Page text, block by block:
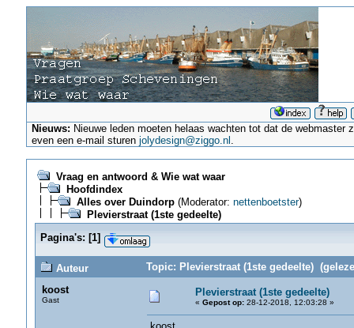
Nieuws: Nieuwe leden moeten helaas wachten tot dat de
even een e-mail sturenjolydesign@ziggo.nl .
Vraag en antwoord & Wie wat waar
Hoofdindex
Alles over Duindorp(Moderator: nettenboetster)
Plevierstraat (1ste gedeelte)
Pagina's: [1]
Auteur
Topic: Plevierstraat (1ste gedeelte)
koost
Gast
Plevierstraat (1ste gedeelte)
« Gepost op:28-12-2018, 12:03:28 »